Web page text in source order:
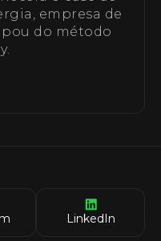
empresa de
do método
LinkedIn